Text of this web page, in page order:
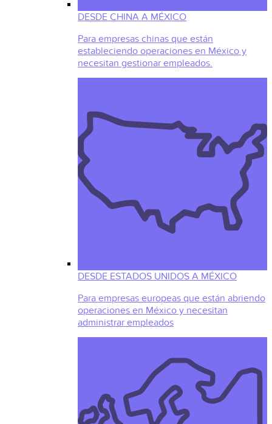
DESDE CHINA A MÉXICO
Para empresas chinas que están
estableciendo operaciones en México y
necesitan gestionar empleados.
DESDE ESTADOS UNIDOS A MÉXICO
Para empresas europeas que están abriendo
operaciones en México y necesitan
administrar empleados